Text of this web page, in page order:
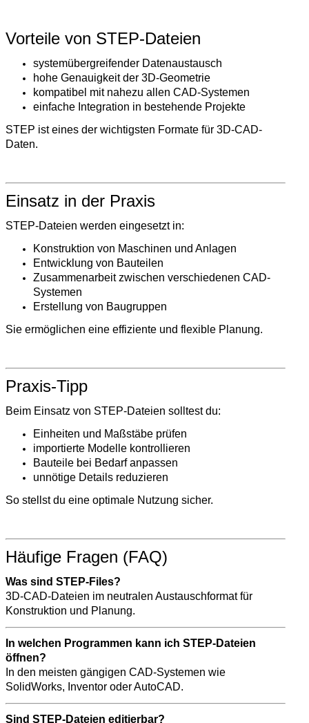
Vorteile von STEP-Dateien
systemübergreifender Datenaustausch
hohe Genauigkeit der 3D-Geometrie
kompatibel mit nahezu allen CAD-Systemen
einfache Integration in bestehende Projekte
STEP ist eines der wichtigsten Formate für 3D-CAD-
Daten.
Einsatz in der Praxis
STEP-Dateien werden eingesetzt in:
Konstruktion von Maschinen und Anlagen
Entwicklung von Bauteilen
Zusammenarbeit zwischen verschiedenen CAD-
Systemen
Erstellung von Baugruppen
Sie ermöglichen eine effiziente und flexible Planung.
Praxis-Tipp
Beim Einsatz von STEP-Dateien solltest du:
Einheiten und Maßstäbe prüfen
importierte Modelle kontrollieren
Bauteile bei Bedarf anpassen
unnötige Details reduzieren
So stellst du eine optimale Nutzung sicher.
Häufige Fragen (FAQ)
Was sind STEP-Files?
3D-CAD-Dateien im neutralen Austauschformat für
Konstruktion und Planung.
In welchen Programmen kann ich STEP-Dateien
öffnen?
In den meisten gängigen CAD-Systemen wie
SolidWorks, Inventor oder AutoCAD.
Sind STEP-Dateien editierbar?